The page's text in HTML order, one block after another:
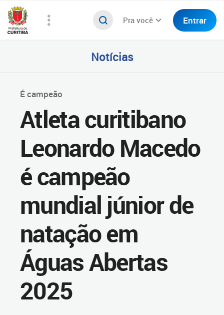
Pra você Entrar
Notícias
É campeão
Atleta curitibano
Leonardo Macedo
é campeão
mundial júnior de
natação em
Águas Abertas
2025